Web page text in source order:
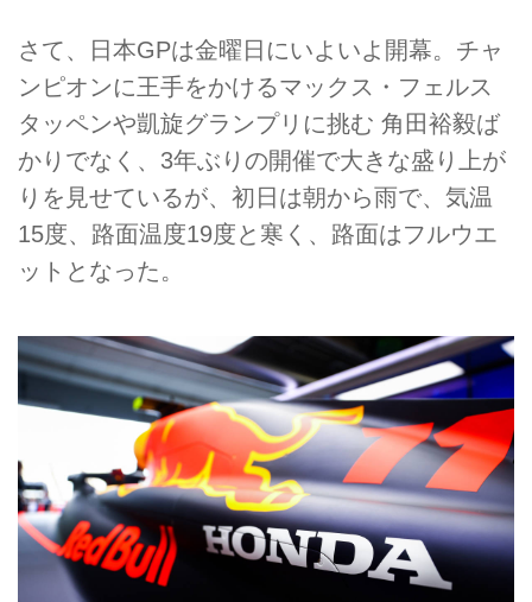
さて、日本GPは金曜日にいよいよ開幕。チャ
ンピオンに王手をかけるマックス・フェルス
タッペンや凱旋グランプリに挑む 角田裕毅ば
かりでなく、3年ぶりの開催で大きな盛り上が
りを見せているが、初日は朝から雨で、気温
15度、路面温度19度と寒く、路面はフルウエ
ットとなった。